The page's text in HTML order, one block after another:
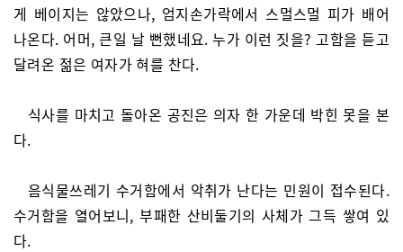
게 베이지는 않았으나, 엄지손가락에서 스멀스멀 피가 배어
나온다. 어머, 큰일 날 뻔했네요. 누가 이런 짓을? 고함을 듣고
달려온 젊은 여자가 혀를 찬다.
식사를 마치고 돌아온 공진은 의자 한 가운데 박힌 못을 본
다.
음식물쓰레기 수거함에서 악취가 난다는 민원이 접수된다.
수거함을 열어보니, 부패한 산비둘기의 사체가 그득 쌓여 있
다.